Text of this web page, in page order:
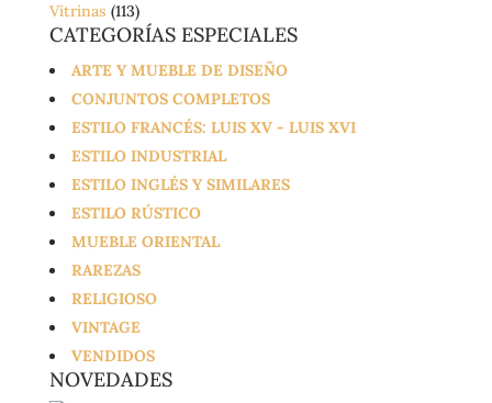
Vitrinas (113)
CATEGORÍAS ESPECIALES
ARTE Y MUEBLE DE DISEÑO
CONJUNTOS COMPLETOS
ESTILO FRANCÉS: LUIS XV - LUIS XVI
ESTILO INDUSTRIAL
ESTILO INGLÉS Y SIMILARES
ESTILO RÚSTICO
MUEBLE ORIENTAL
RAREZAS
RELIGIOSO
VINTAGE
VENDIDOS
NOVEDADES